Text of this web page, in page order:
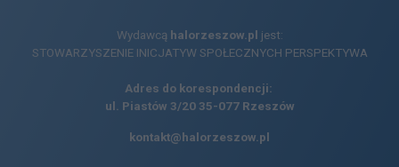
Wydawcą halorzeszow.pl jest:
STOWARZYSZENIE INICJATYW SPOŁECZNYCH PERSPEKTYWA
Adres do korespondencji:
ul. Piastów 3/20 35-077 Rzeszów
kontakt@halorzeszow.pl